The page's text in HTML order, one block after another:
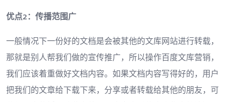
优点2：传播范围广
一般情况下一份好的文档是会被其他的文库网站进行转载，
那就是别人帮我们做的宣传推广，所以操作百度文库营销，
我们应该着重做好文档内容。如果文档内容写得好的，用户
把我们的文章给下载下来，分享或者转载给其他的朋友，可